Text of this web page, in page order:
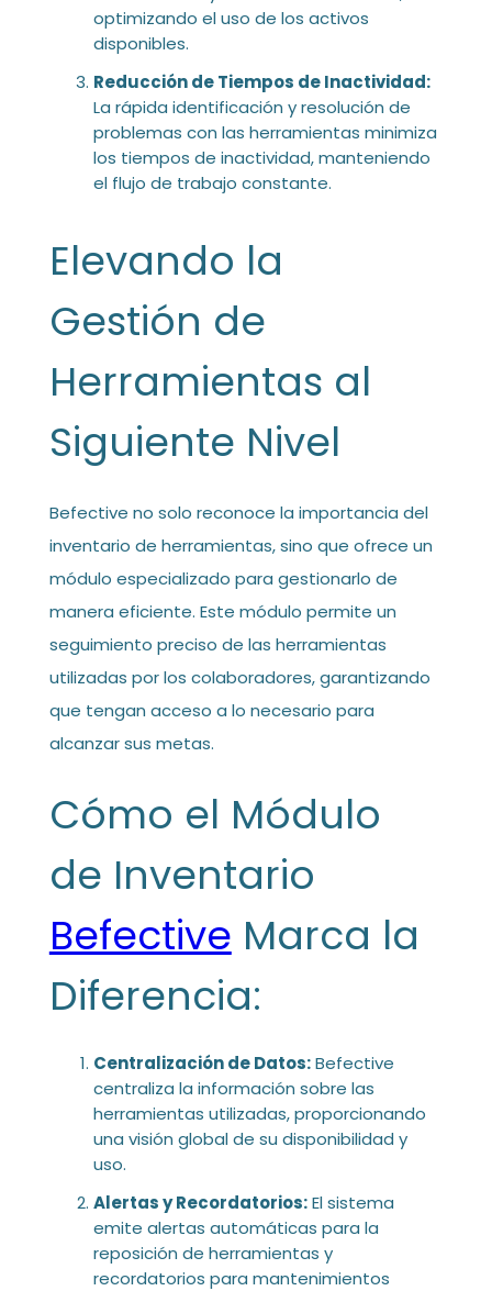
optimizando el uso de los activos
disponibles.
Reducción de Tiempos de Inactividad:
La rápida identificación y resolución de
problemas con las herramientas minimiza
los tiempos de inactividad, manteniendo
el flujo de trabajo constante.
Elevando la
Gestión de
Herramientas al
Siguiente Nivel
Befective no solo reconoce la importancia del
inventario de herramientas, sino que ofrece un
módulo especializado para gestionarlo de
manera eficiente. Este módulo permite un
seguimiento preciso de las herramientas
utilizadas por los colaboradores, garantizando
que tengan acceso a lo necesario para
alcanzar sus metas.
Cómo el Módulo
de Inventario
Befective Marca la
Diferencia:
Centralización de Datos:Befective
centraliza la información sobre las
herramientas utilizadas, proporcionando
una visión global de su disponibilidad y
uso.
Alertas y Recordatorios:El sistema
emite alertas automáticas para la
reposición de herramientas y
recordatorios para mantenimientos